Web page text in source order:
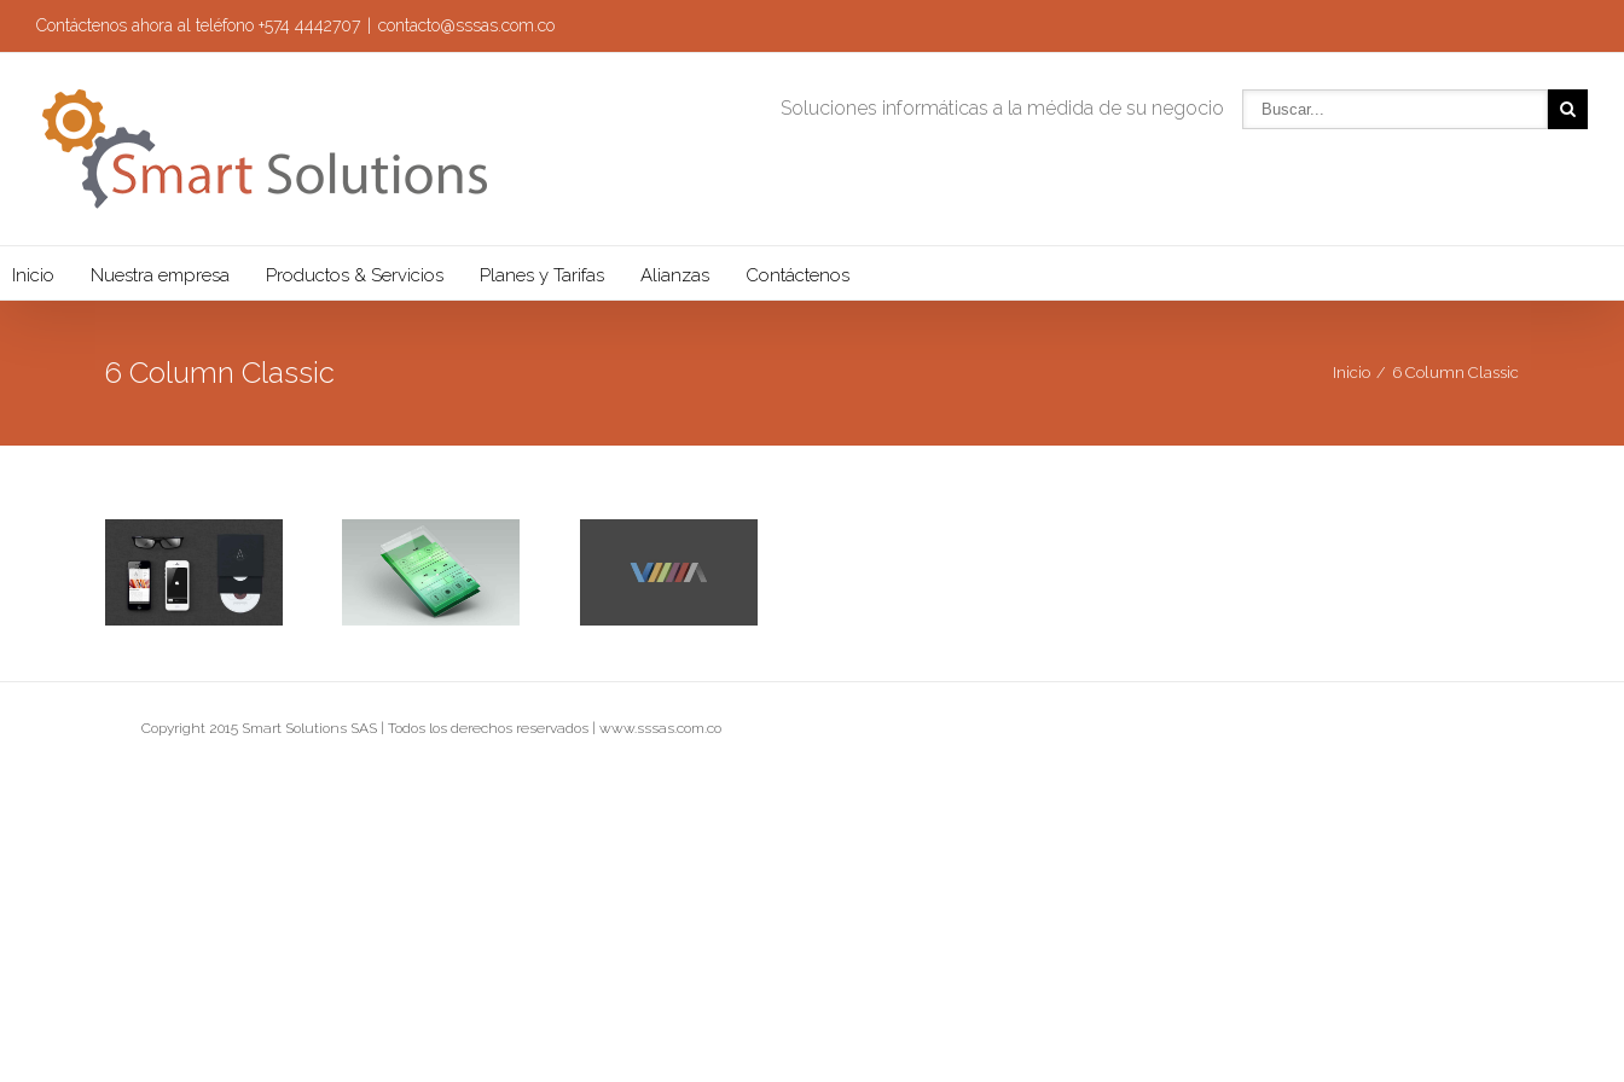
Contáctenos ahora al teléfono +574 4442707 contacto@sssas.com.co
Soluciones informáticas a la médida de su negocio
Inicio Nuestra empresa Productos & Servicios Planes y Tarifas Alianzas Contáctenos
6 Column Classic Inicio 6 Column Classic
Copyright 2015 Smart Solutions SAS | Todos los derechos reservados | www.sssas.com.co